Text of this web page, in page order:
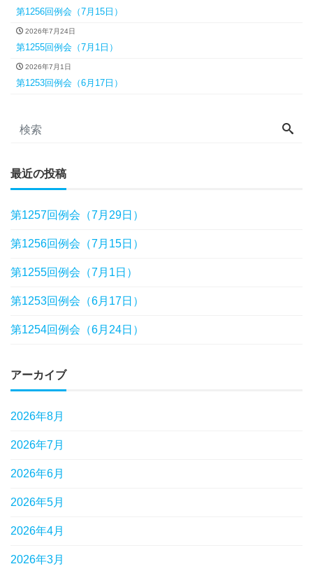
第1256回例会（7月15日）
2026年7月24日
第1255回例会（7月1日）
2026年7月1日
第1253回例会（6月17日）
最近の投稿
第1257回例会（7月29日）
第1256回例会（7月15日）
第1255回例会（7月1日）
第1253回例会（6月17日）
第1254回例会（6月24日）
アーカイブ
2026年8月
2026年7月
2026年6月
2026年5月
2026年4月
2026年3月